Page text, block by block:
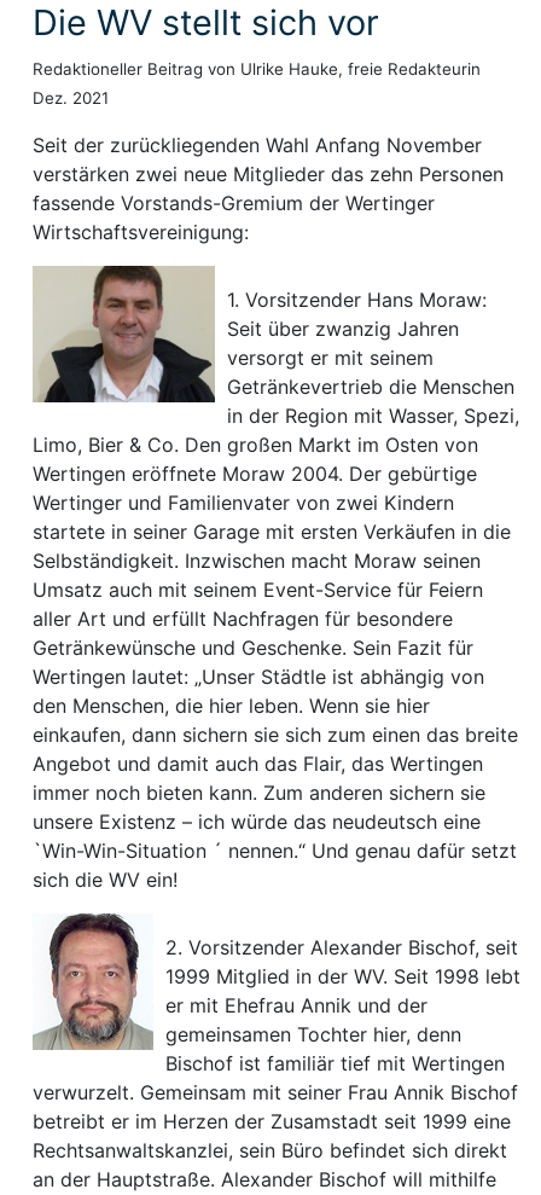
Die WV stellt sich vor
Redaktioneller Beitrag von Ulrike Hauke, freie Redakteurin
Dez. 2021
Seit der zurückliegenden Wahl Anfang November
verstärken zwei neue Mitglieder das zehn Personen
fassende Vorstands-Gremium der Wertinger
Wirtschaftsvereinigung:
1. Vorsitzender Hans Moraw:
Seit über zwanzig Jahren
versorgt er mit seinem
Getränkevertrieb die Menschen
in der Region mit Wasser, Spezi,
Limo, Bier & Co. Den großen Markt im Osten von
Wertingen eröffnete Moraw 2004. Der gebürtige
Wertinger und Familienvater von zwei Kindern
startete in seiner Garage mit ersten Verkäufen in die
Selbständigkeit. Inzwischen macht Moraw seinen
Umsatz auch mit seinem Event-Service für Feiern
aller Art und erfüllt Nachfragen für besondere
Getränkewünsche und Geschenke. Sein Fazit für
Wertingen lautet: „Unser Städtle ist abhängig von
den Menschen, die hier leben. Wenn sie hier
einkaufen, dann sichern sie sich zum einen das breite
Angebot und damit auch das Flair, das Wertingen
immer noch bieten kann. Zum anderen sichern sie
unsere Existenz – ich würde das neudeutsch eine
`Win-Win-Situation ´ nennen.“ Und genau dafür setzt
sich die WV ein!
2. Vorsitzender Alexander Bischof, seit
1999 Mitglied in der WV. Seit 1998 lebt
er mit Ehefrau Annik und der
gemeinsamen Tochter hier, denn
Bischof ist familiär tief mit Wertingen
verwurzelt. Gemeinsam mit seiner Frau Annik Bischof
betreibt er im Herzen der Zusamstadt seit 1999 eine
Rechtsanwaltskanzlei, sein Büro befindet sich direkt
an der Hauptstraße. Alexander Bischof will mithilfe